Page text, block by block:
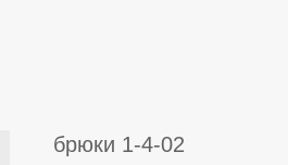
брюки 1-4-02